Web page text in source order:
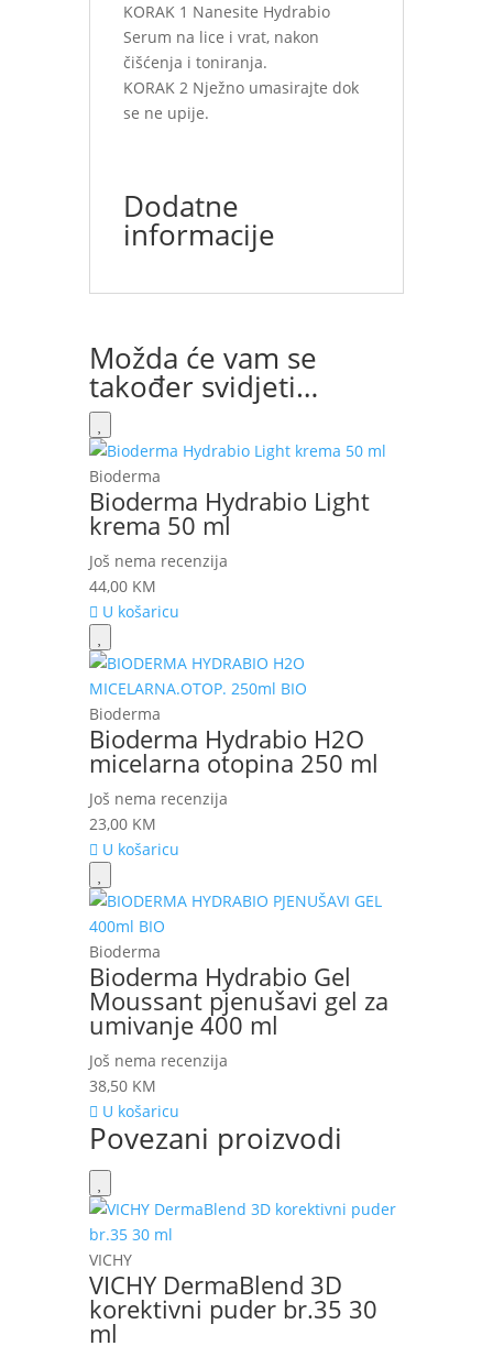
KORAK 1 Nanesite Hydrabio
Serum na lice i vrat, nakon
čišćenja i toniranja.
KORAK 2 Nježno umasirajte dok
se ne upije.
Dodatne
informacije
Možda će vam se
također svidjeti…
Bioderma
Bioderma Hydrabio Light
krema 50 ml
Još nema recenzija
44,00 KM
U košaricu
Bioderma
Bioderma Hydrabio H2O
micelarna otopina 250 ml
Još nema recenzija
23,00 KM
U košaricu
Bioderma
Bioderma Hydrabio Gel
Moussant pjenušavi gel za
umivanje 400 ml
Još nema recenzija
38,50 KM
U košaricu
Povezani proizvodi
VICHY
VICHY DermaBlend 3D
korektivni puder br.35 30
ml